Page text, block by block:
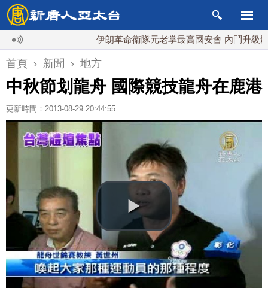
伊朗革命衛隊元老掌最高國安會 內鬥升級影響談
首頁 › 新聞 › 地方
中秋節划龍舟 國際競技龍舟在鹿港
更新時間：2013-08-29 20:44:55